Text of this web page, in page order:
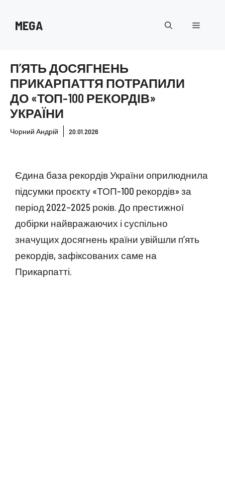
MEGA Меню
П’ЯТЬ ДОСЯГНЕНЬ
ПРИКАРПАТТЯ ПОТРАПИЛИ
ДО «ТОП-100 РЕКОРДІВ»
УКРАЇНИ
Чорний Андрій 20.01.2026
Єдина база рекордів України оприлюднила
підсумки проєкту «ТОП-100 рекордів» за
період 2022–2025 років. До престижної
добірки найвражаючих і суспільно
значущих досягнень країни увійшли п’ять
рекордів, зафіксованих саме на
Прикарпатті.